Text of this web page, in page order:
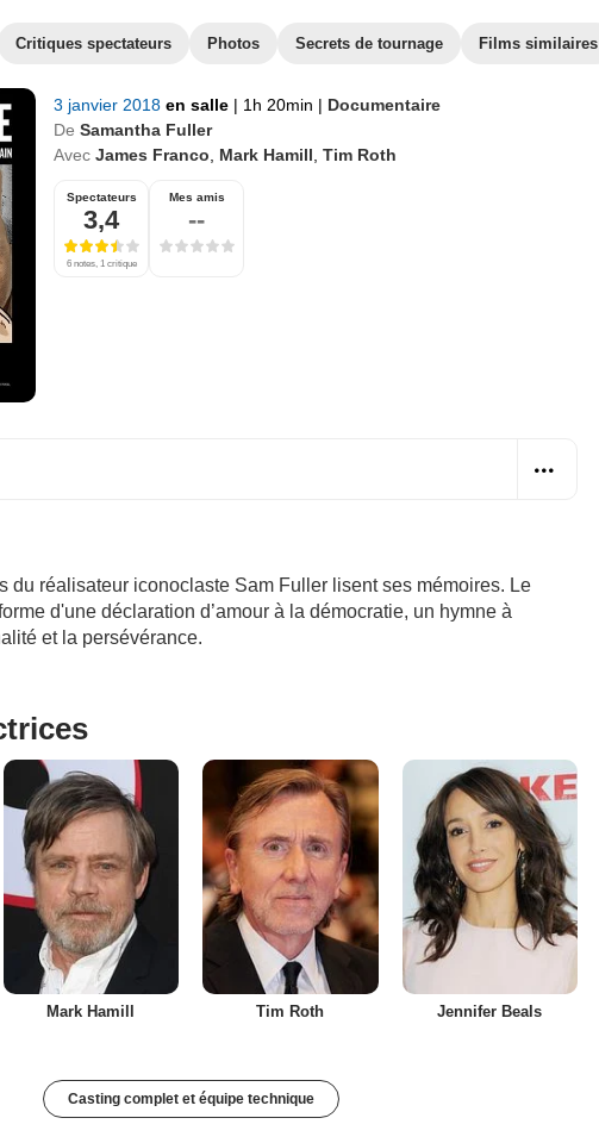
Critiques spectateurs Photos Secrets de tournage Films similaires
3 janvier 2018 en salle | 1h 20min | Documentaire
De Samantha Fuller
Avec James Franco Mark Hamill Tim Roth
Spectateurs
3,4
6 notes, 1 critique
Mes amis
--
du réalisateur iconoclaste Sam Fuller lisent ses mémoires. Le
d'une déclaration d’amour à la démocratie, un hymne à
et la persévérance.
Mark Hamill Tim Roth Jennifer Beals
Casting complet et équipe technique